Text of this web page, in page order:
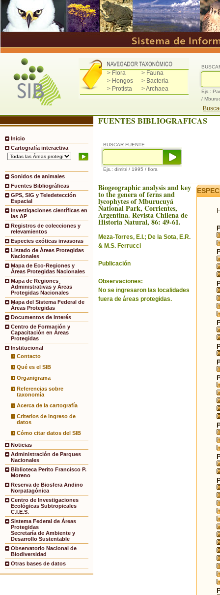
> Flora
> Fauna
> Hongos
> Bacteria
> Protista
> Archaea
Ejs.:
/
Inicio
Cartografía interactiva
Sonidos de animales
Fuentes Bibliográficas
GPS, SIG y Teledetección
Espacial
Investigaciones científicas en
las AP
Registros de colecciones y
relevamientos
Especies exóticas invasoras
Listado de Áreas Protegidas
Nacionales
Mapa de Eco-Regiones y
Áreas Protegidas Nacionales
Mapa de Regiones
Administrativas y Áreas
Protegidas Nacionales
Mapa del Sistema Federal de
Áreas Protegidas
Documentos de interés
Centro de Formación y
Capacitación en Áreas
Protegidas
Institucional
Contacto
Qué es el SIB
Organigrama
Referencias sobre
taxonomía
Acerca de la cartografía
Criterios de ingreso de
datos
Cómo citar datos del SIB
Noticias
Administración de Parques
Nacionales
Biblioteca Perito Francisco P.
Moreno
Reserva de Biosfera Andino
Norpatagónica
Centro de Investigaciones
Ecológicas Subtropicales
C.I.E.S.
Sistema Federal de Áreas
Protegidas
Secretaría de Ambiente y
Desarrollo Sustentable
Observatorio Nacional de
Biodiversidad
Otras bases de datos
FUENTES BIBLIOGRAFICAS
BUSCAR FUENTE
Ejs.: dimitri / 1995 / flora
Biogeographic analysis and key
to the genera of ferns and
lycophytes of Mburucuyá
National Park, Corrientes,
Argentina. Revista Chilena de
Historia Natural, 86: 49-61.
Meza-Torres, E.I.; De la Sota, E.R.
& M.S. Ferrucci
Publicación
Observaciones:
No se ingresaron las localidades
fuera de áreas protegidas.